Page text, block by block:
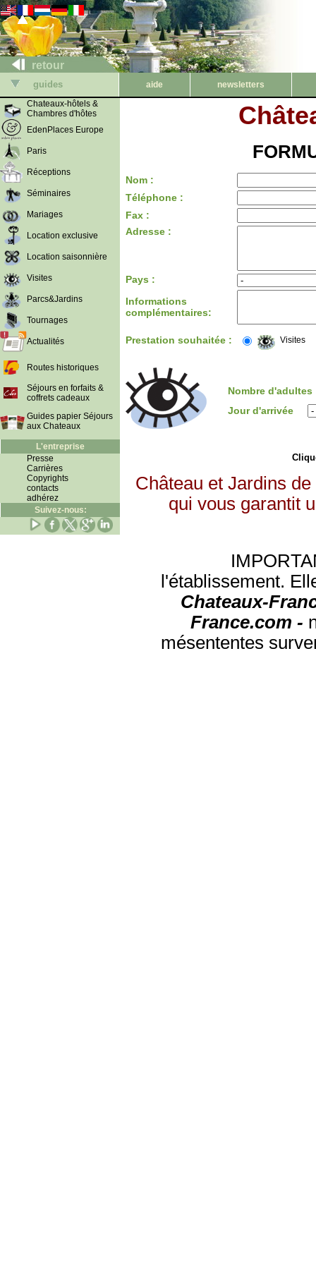
retour
guides aide
newsletters
Chateaux-hôtels &
Chambres d'hôtes
EdenPlaces Europe
Paris
Réceptions
Séminaires
Mariages
Location exclusive
Location saisonnière
Visites
Parcs&Jardins
Tournages
Actualités
Routes historiques
Séjours en forfaits &
coffrets cadeaux
Guides papier Séjours
aux Chateaux
L'entreprise
Presse
Carrières
Copyrights
contacts
adhérez
Suivez-nous:
Nom :
Téléphone :
Fax :
Adresse :
Pays :
Informations
complémentaires:
Prestation souhaitée : Visites
Nombre
Jour d'arrivée
Château et Jardins
qui vous garantit
l'établissement.
Chateaux-
France.com -
mésententes